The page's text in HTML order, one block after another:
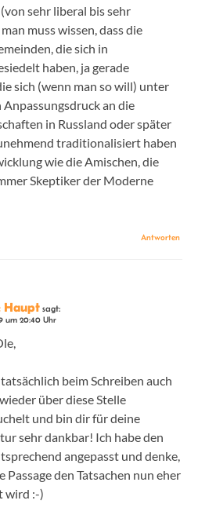
sehr liberal bis sehr
muss wissen, dass die
die sich in
haben, ja gerade
sich (wenn man so will) unter
an die
in Russland oder später
traditionalisiert haben
wie die Amischen, die
Skeptiker der Moderne
Antworten
Haupt sagt:
um 20:40 Uhr
beim Schreiben auch
über diese Stelle
und bin dir für deine
sehr dankbar! Ich habe den
angepasst und denke,
Passage den Tatsachen nun eher
wird :-)